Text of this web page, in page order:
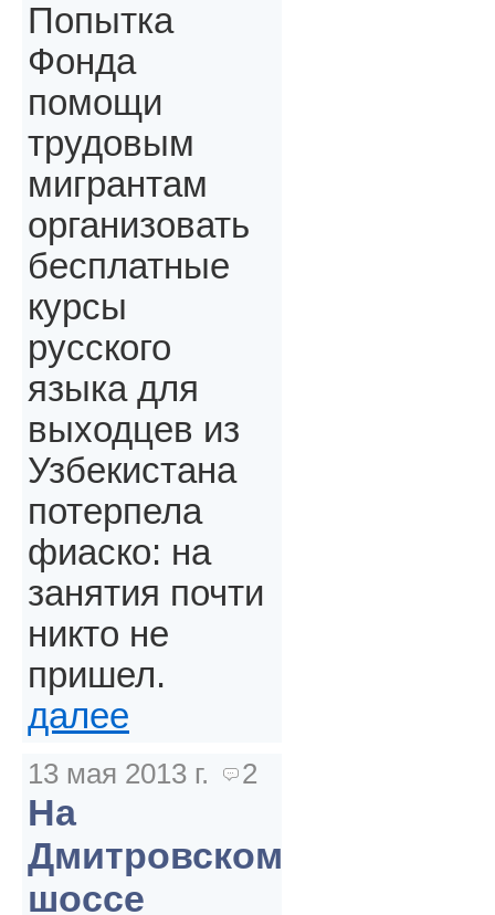
Попытка
Фонда
помощи
трудовым
мигрантам
организовать
бесплатные
курсы
русского
языка для
выходцев из
Узбекистана
потерпела
фиаско: на
занятия почти
никто не
пришел.
далее
13 мая 2013 г. 2
На
Дмитровском
шоссе